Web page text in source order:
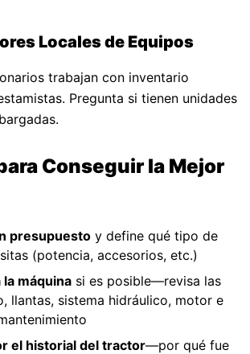
Locales de Equipos
trabajan con inventario
Pregunta si tienen unidades
Conseguir la Mejor
presupuesto y define qué tipo de
(potencia, accesorios, etc.)
máquina si es posible—revisa las
llantas, sistema hidráulico, motor e
el historial del tractor—por qué fue